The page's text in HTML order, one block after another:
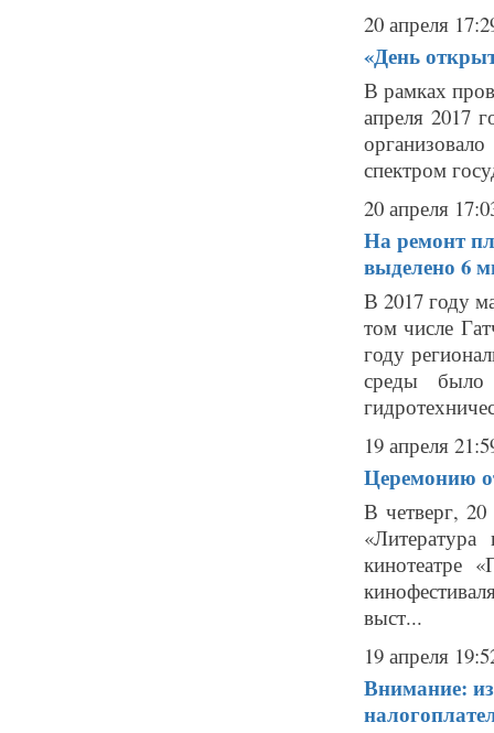
20 апреля
«День
В рамках
апреля 2017
спектром
20 апреля
На ремонт
выделено 6
В 2017 году
том числе
году
среды было
19 апреля
Церемонию
В четверг, 20
кинотеатре
выст...
19 апреля
Внимание: